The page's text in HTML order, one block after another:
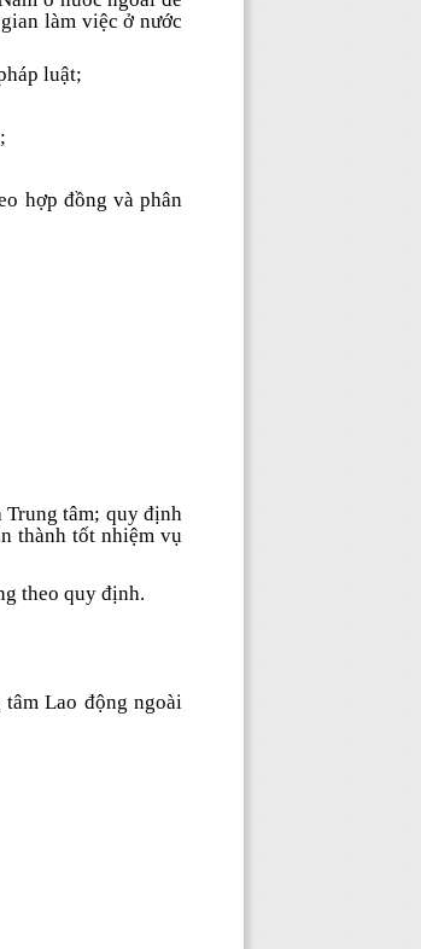
làm việc ở nước
luật;
hợp đồng và phân
Trung tâm; quy định
thành tốt nhiệm vụ
theo quy định.
Lao động ngoài